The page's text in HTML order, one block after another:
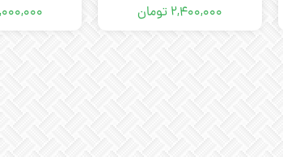
۲,۴۰۰,۰۰۰ تومان